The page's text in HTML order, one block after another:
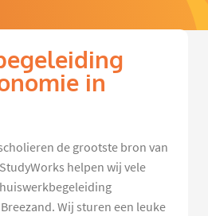
in
de grootste bron van
helpen wij vele
Wij sturen een leuke